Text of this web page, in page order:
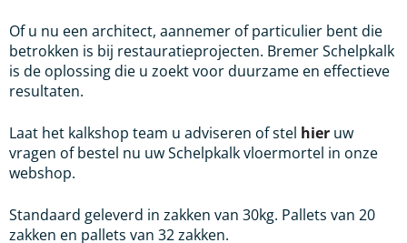
Of u nu een architect, aannemer of particulier bent die
betrokken is bij restauratieprojecten. Bremer Schelpkalk
is de oplossing die u zoekt voor duurzame en effectieve
resultaten.
Laat het kalkshop team u adviseren of stel hier uw
vragen of bestel nu uw Schelpkalk vloermortel in onze
webshop.
Standaard geleverd in zakken van 30kg. Pallets van 20
zakken en pallets van 32 zakken.